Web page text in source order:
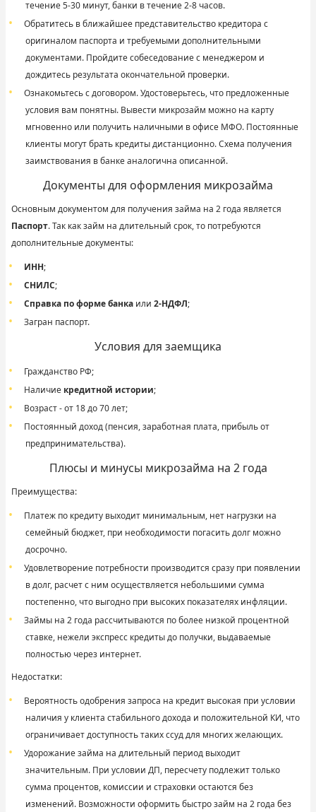
течение 5-30 минут, банки в течение 2-8 часов.
Обратитесь в ближайшее представительство кредитора с
оригиналом паспорта и требуемыми дополнительными
документами. Пройдите собеседование с менеджером и
дождитесь результата окончательной проверки.
Ознакомьтесь с договором. Удостоверьтесь, что предложенные
условия вам понятны. Вывести микрозайм можно на карту
мгновенно или получить наличными в офисе МФО. Постоянные
клиенты могут брать кредиты дистанционно. Схема получения
заимствования в банке аналогична описанной.
Документы для оформления микрозайма
Основным документом для получения займа на 2 года является
Паспорт. Так как займ на длительный срок, то потребуются
дополнительные документы:
ИНН;
СНИЛС;
Справка по форме банка или 2-НДФЛ;
Загран паспорт.
Условия для заемщика
Гражданство РФ;
Наличие кредитной истории;
Возраст - от 18 до 70 лет;
Постоянный доход (пенсия, заработная плата, прибыль от
предпринимательства).
Плюсы и минусы микрозайма на 2 года
Преимущества:
Платеж по кредиту выходит минимальным, нет нагрузки на
семейный бюджет, при необходимости погасить долг можно
досрочно.
Удовлетворение потребности производится сразу при появлении
в долг, расчет с ним осуществляется небольшими сумма
постепенно, что выгодно при высоких показателях инфляции.
Займы на 2 года рассчитываются по более низкой процентной
ставке, нежели экспресс кредиты до получки, выдаваемые
полностью через интернет.
Недостатки:
Вероятность одобрения запроса на кредит высокая при условии
наличия у клиента стабильного дохода и положительной КИ, что
ограничивает доступность таких ссуд для многих желающих.
Удорожание займа на длительный период выходит
значительным. При условии ДП, пересчету подлежит только
сумма процентов, комиссии и страховки остаются без
изменений. Возможности оформить быстро займ на 2 года без